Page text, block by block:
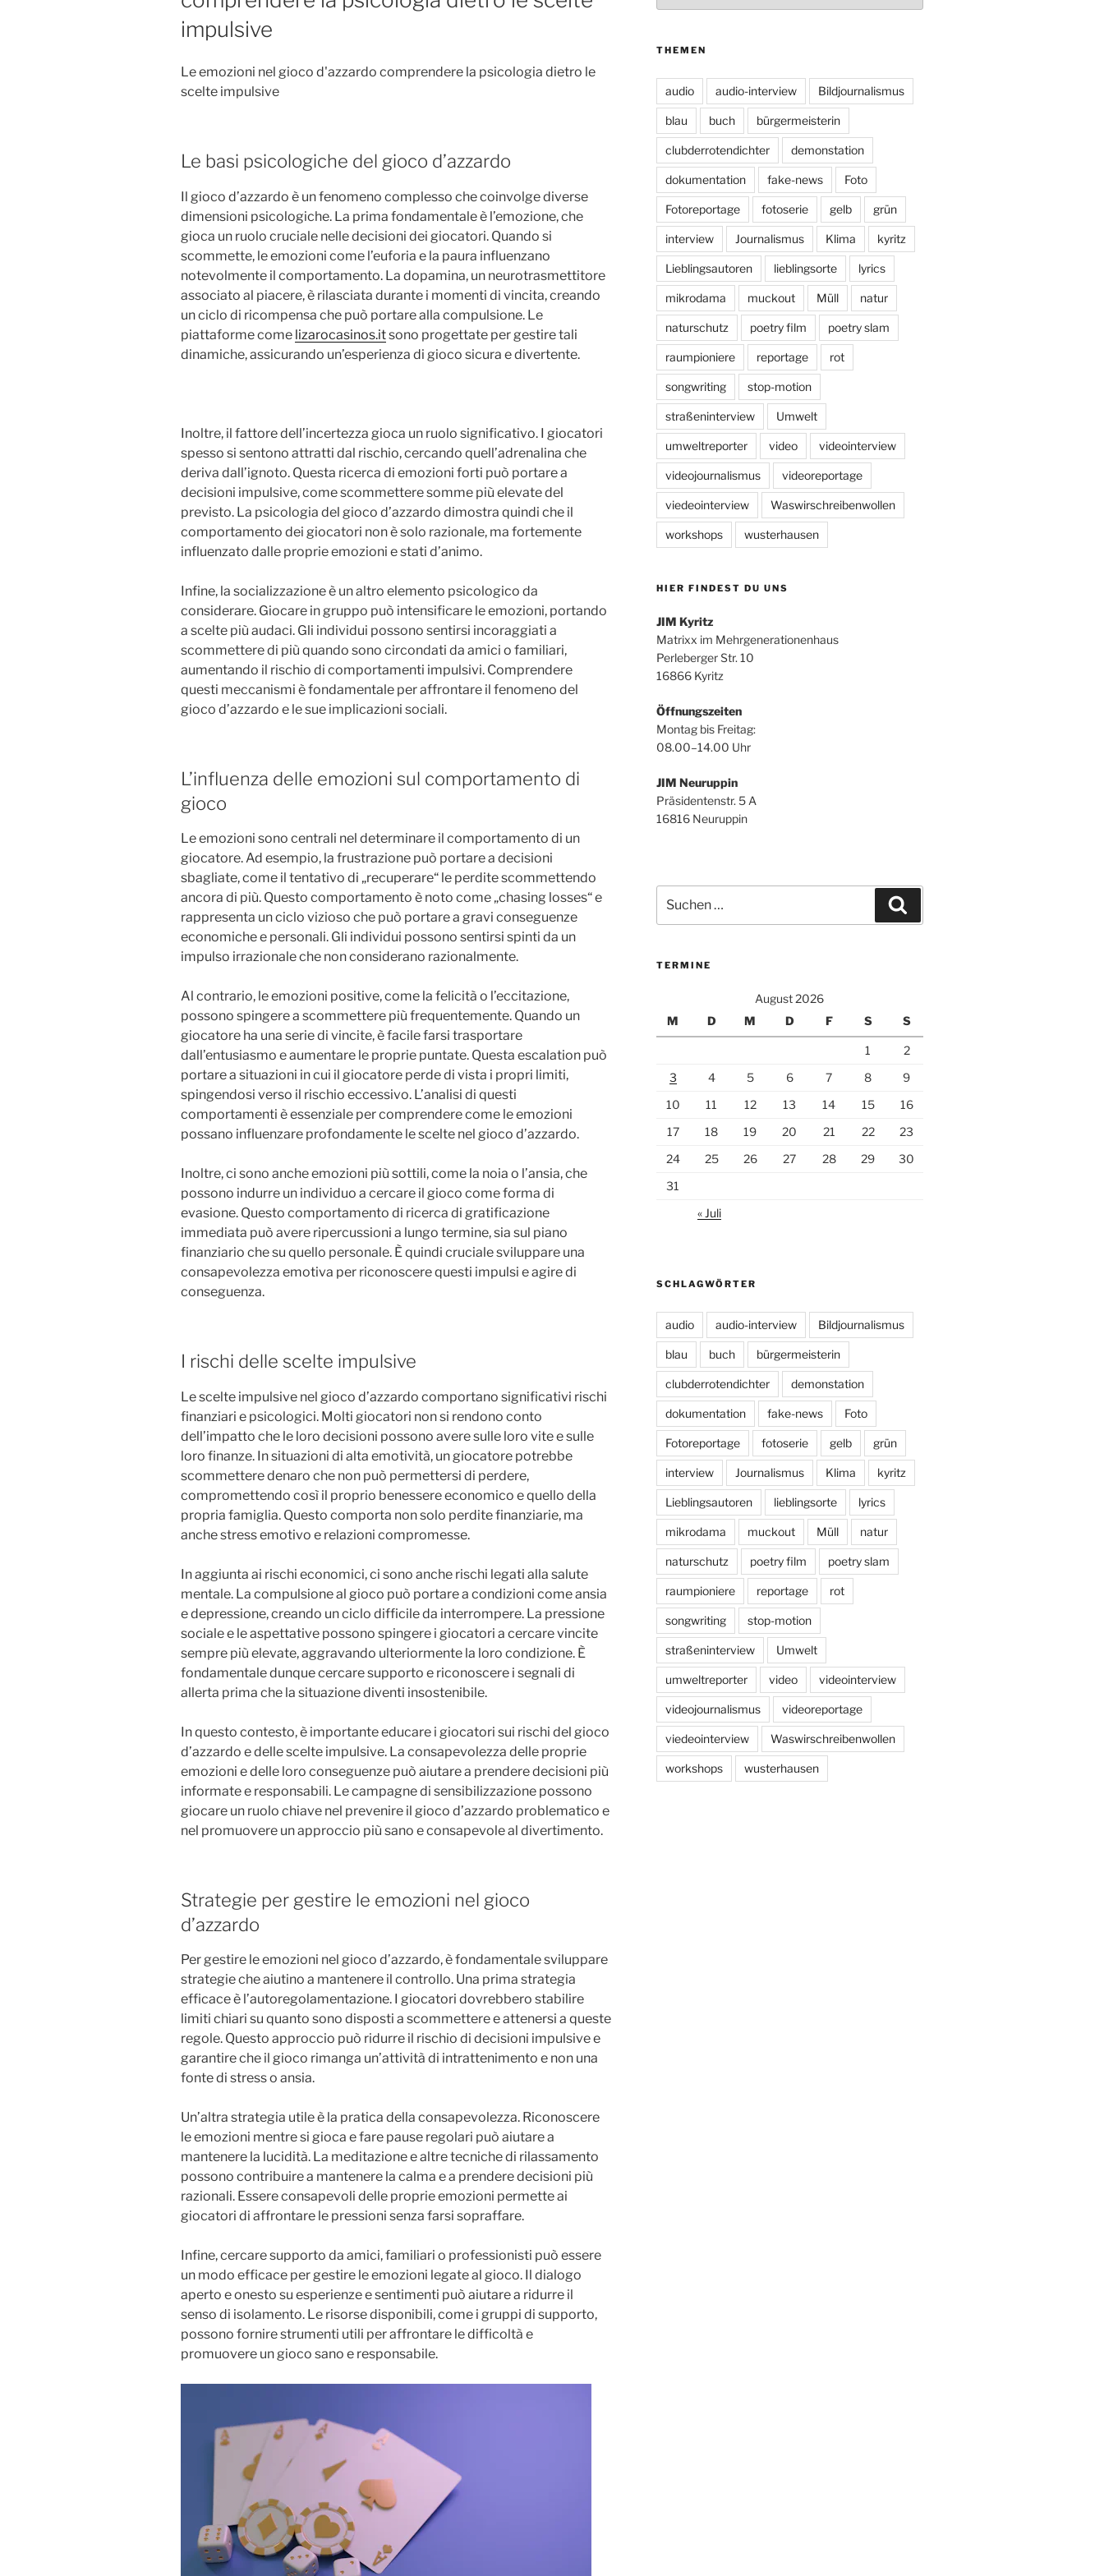
impulsive
Le emozioni nel gioco d'azzardo comprendere la psicologia dietro le
scelte impulsive
Le basi psicologiche del gioco d’azzardo
Il gioco d’azzardo è un fenomeno complesso che coinvolge diverse
dimensioni psicologiche. La prima fondamentale è l’emozione, che
gioca un ruolo cruciale nelle decisioni dei giocatori. Quando si
scommette, le emozioni come l’euforia e la paura influenzano
notevolmente il comportamento. La dopamina, un neurotrasmettitore
associato al piacere, è rilasciata durante i momenti di vincita, creando
un ciclo di ricompensa che può portare alla compulsione. Le
piattaforme come lizarocasinos.itsono progettate per gestire tali
dinamiche, assicurando un’esperienza di gioco sicura e divertente.
Inoltre, il fattore dell’incertezza gioca un ruolo significativo. I giocatori
spesso si sentono attratti dal rischio, cercando quell’adrenalina che
deriva dall’ignoto. Questa ricerca di emozioni forti può portare a
decisioni impulsive, come scommettere somme più elevate del
previsto. La psicologia del gioco d’azzardo dimostra quindi che il
comportamento dei giocatori non è solo razionale, ma fortemente
influenzato dalle proprie emozioni e stati d’animo.
Infine, la socializzazione è un altro elemento psicologico da
considerare. Giocare in gruppo può intensificare le emozioni, portando
a scelte più audaci. Gli individui possono sentirsi incoraggiati a
scommettere di più quando sono circondati da amici o familiari,
aumentando il rischio di comportamenti impulsivi. Comprendere
questi meccanismi è fondamentale per affrontare il fenomeno del
gioco d’azzardo e le sue implicazioni sociali.
L’influenza delle emozioni sul comportamento di
gioco
Le emozioni sono centrali nel determinare il comportamento di un
giocatore. Ad esempio, la frustrazione può portare a decisioni
sbagliate, come il tentativo di „recuperare“ le perdite scommettendo
ancora di più. Questo comportamento è noto come „chasing losses“ e
rappresenta un ciclo vizioso che può portare a gravi conseguenze
economiche e personali. Gli individui possono sentirsi spinti da un
impulso irrazionale che non considerano razionalmente.
Al contrario, le emozioni positive, come la felicità o l’eccitazione,
possono spingere a scommettere più frequentemente. Quando un
giocatore ha una serie di vincite, è facile farsi trasportare
dall’entusiasmo e aumentare le proprie puntate. Questa escalation può
portare a situazioni in cui il giocatore perde di vista i propri limiti,
spingendosi verso il rischio eccessivo. L’analisi di questi
comportamenti è essenziale per comprendere come le emozioni
possano influenzare profondamente le scelte nel gioco d’azzardo.
Inoltre, ci sono anche emozioni più sottili, come la noia o l’ansia, che
possono indurre un individuo a cercare il gioco come forma di
evasione. Questo comportamento di ricerca di gratificazione
immediata può avere ripercussioni a lungo termine, sia sul piano
finanziario che su quello personale. È quindi cruciale sviluppare una
consapevolezza emotiva per riconoscere questi impulsi e agire di
conseguenza.
I rischi delle scelte impulsive
Le scelte impulsive nel gioco d’azzardo comportano significativi rischi
finanziari e psicologici. Molti giocatori non si rendono conto
dell’impatto che le loro decisioni possono avere sulle loro vite e sulle
loro finanze. In situazioni di alta emotività, un giocatore potrebbe
scommettere denaro che non può permettersi di perdere,
compromettendo così il proprio benessere economico e quello della
propria famiglia. Questo comporta non solo perdite finanziarie, ma
anche stress emotivo e relazioni compromesse.
In aggiunta ai rischi economici, ci sono anche rischi legati alla salute
mentale. La compulsione al gioco può portare a condizioni come ansia
e depressione, creando un ciclo difficile da interrompere. La pressione
sociale e le aspettative possono spingere i giocatori a cercare vincite
sempre più elevate, aggravando ulteriormente la loro condizione. È
fondamentale dunque cercare supporto e riconoscere i segnali di
allerta prima che la situazione diventi insostenibile.
In questo contesto, è importante educare i giocatori sui rischi del gioco
d’azzardo e delle scelte impulsive. La consapevolezza delle proprie
emozioni e delle loro conseguenze può aiutare a prendere decisioni più
informate e responsabili. Le campagne di sensibilizzazione possono
giocare un ruolo chiave nel prevenire il gioco d’azzardo problematico e
nel promuovere un approccio più sano e consapevole al divertimento.
Strategie per gestire le emozioni nel gioco
d’azzardo
Per gestire le emozioni nel gioco d’azzardo, è fondamentale sviluppare
strategie che aiutino a mantenere il controllo. Una prima strategia
efficace è l’autoregolamentazione. I giocatori dovrebbero stabilire
limiti chiari su quanto sono disposti a scommettere e attenersi a queste
regole. Questo approccio può ridurre il rischio di decisioni impulsive e
garantire che il gioco rimanga un’attività di intrattenimento e non una
fonte di stress o ansia.
Un’altra strategia utile è la pratica della consapevolezza. Riconoscere
le emozioni mentre si gioca e fare pause regolari può aiutare a
mantenere la lucidità. La meditazione e altre tecniche di rilassamento
possono contribuire a mantenere la calma e a prendere decisioni più
razionali. Essere consapevoli delle proprie emozioni permette ai
giocatori di affrontare le pressioni senza farsi sopraffare.
Infine, cercare supporto da amici, familiari o professionisti può essere
un modo efficace per gestire le emozioni legate al gioco. Il dialogo
aperto e onesto su esperienze e sentimenti può aiutare a ridurre il
senso di isolamento. Le risorse disponibili, come i gruppi di supporto,
possono fornire strumenti utili per affrontare le difficoltà e
promuovere un gioco sano e responsabile.
THEMEN
audio audio-interview Bildjournalismus
blau buch bürgermeisterin
clubderrotendichter demonstation
dokumentation fake-news Foto
Fotoreportage fotoserie gelb grün
interview Journalismus Klima kyritz
Lieblingsautoren lieblingsorte lyrics
mikrodama muckout Müll natur
naturschutz poetry film poetry slam
raumpioniere reportage rot
songwriting stop-motion
straßeninterview Umwelt
umweltreporter video videointerview
videojournalismus videoreportage
viedeointerview Waswirschreibenwollen
workshops wusterhausen
HIER FINDEST DU UNS
JIM Kyritz
Matrixx im Mehrgenerationenhaus
Perleberger Str. 10
16866 Kyritz
Öffnungszeiten
Montag bis Freitag:
08.00–14.00 Uhr
JIM Neuruppin
Präsidentenstr. 5 A
16816 Neuruppin
nach:
TERMINE
August 2026
M
D M D F S S
1
2
3
4 5 6 7 8
9
10
11 12 13 14 15
16
17
18 19 20 21 22
23
24
25 26 27 28 29
30
31
« Juli
SCHLAGWÖRTER
audio audio-interview Bildjournalismus
blau buch bürgermeisterin
clubderrotendichter demonstation
dokumentation fake-news Foto
Fotoreportage fotoserie gelb grün
interview Journalismus Klima kyritz
Lieblingsautoren lieblingsorte lyrics
mikrodama muckout Müll natur
naturschutz poetry film poetry slam
raumpioniere reportage rot
songwriting stop-motion
straßeninterview Umwelt
umweltreporter video videointerview
videojournalismus videoreportage
viedeointerview Waswirschreibenwollen
workshops wusterhausen